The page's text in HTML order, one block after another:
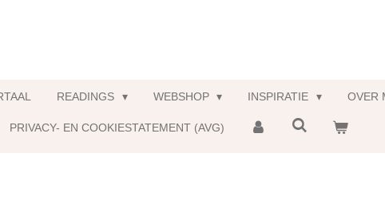
READINGS WEBSHOP INSPIRATIE OVER
PRIVACY- EN COOKIESTATEMENT (AVG)